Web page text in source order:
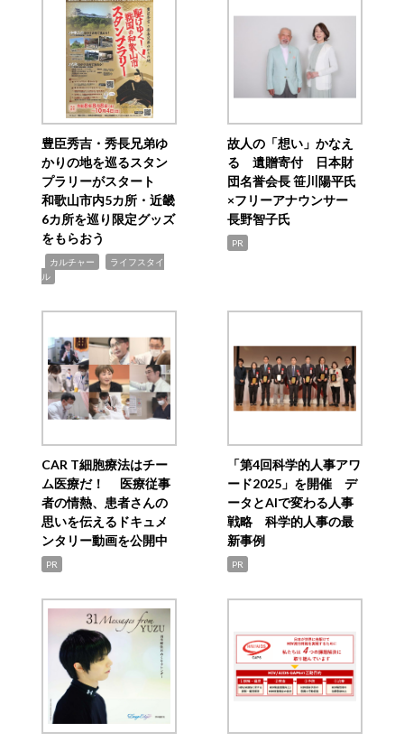
豊臣秀吉・秀長兄弟ゆ
かりの地を巡るスタン
プラリーがスタート
和歌山市内5カ所・近畿
6カ所を巡り限定グッズ
をもらおう
カルチャー
ライフスタイ
ル
故人の「想い」かなえ
る 遺贈寄付 日本財
団名誉会長 笹川陽平氏
×フリーアナウンサー
長野智子氏
PR
CAR T細胞療法はチー
ム医療だ！ 医療従事
者の情熱、患者さんの
思いを伝えるドキュメ
ンタリー動画を公開中
PR
「第4回科学的人事アワ
ード2025」を開催 デ
ータとAIで変わる人事
戦略 科学的人事の最
新事例
PR